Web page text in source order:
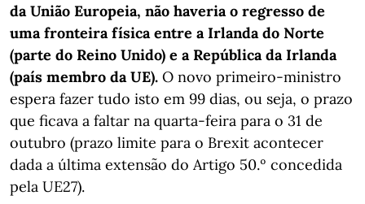
da União Europeia, não haveria o regresso de
uma fronteira física entre a Irlanda do Norte
(parte do Reino Unido) e a República da Irlanda
(país membro da UE). O novo primeiro-ministro
espera fazer tudo isto em 99 dias, ou seja, o prazo
que ficava a faltar na quarta-feira para o 31 de
outubro (prazo limite para o Brexit acontecer
dada a última extensão do Artigo 50.º concedida
pela UE27).